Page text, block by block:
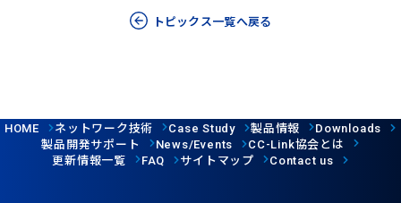
トピックス一覧へ戻る
HOME ネットワーク技術 Case Study 製品情報 Downloads
製品開発サポート News/Events CC-Link協会とは
更新情報一覧
FAQ サイトマップ Contact us